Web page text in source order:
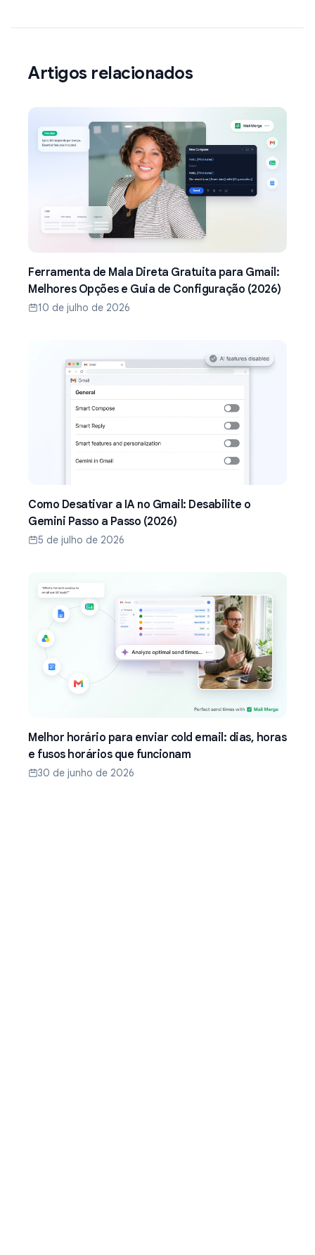
Artigos relacionados
Ferramenta de Mala Direta Gratuita para Gmail:
Melhores Opções e Guia de Configuração (2026)
10 de julho de 2026
Como Desativar a IA no Gmail: Desabilite o
Gemini Passo a Passo (2026)
5 de julho de 2026
Melhor horário para enviar cold email: dias, horas
e fusos horários que funcionam
30 de junho de 2026